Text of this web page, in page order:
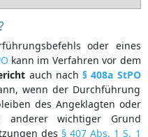
oder eines
kann im Verfahren vor dem
auch nach § 408a StPO
wenn der Durchführung
des Angeklagten oder
anderer wichtiger Grund
des § 407 Abs. 1 S. 1